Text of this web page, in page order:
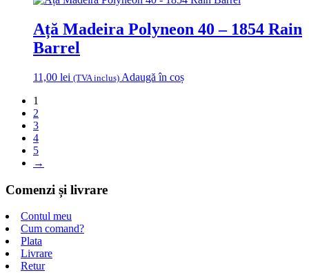
Ață Madeira Polyneon 40 – 1854 Rain
Barrel
11,00 lei (TVA inclus) Adaugă în coș
1
2
3
4
5
→
Comenzi și livrare
Contul meu
Cum comand?
Plata
Livrare
Retur